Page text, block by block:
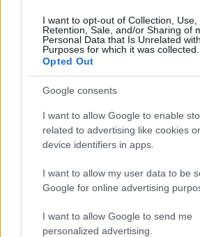
I want to opt-out of Collection, Use,
Retention, Sale, and/or Sharing of
Personal Data that Is Unrelated
Purposes for which it was collected.
Opted Out
Google consents
I want to allow Google to enable
related to advertising like cookies
device identifiers in apps.
I want to allow my user data to be
Google for online advertising
I want to allow Google to send me
personalized advertising.